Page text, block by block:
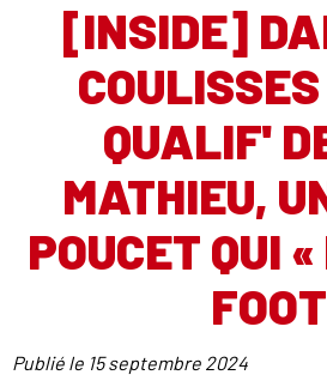
[INSIDE]
QUALIF'
MATHIEU,
POUCET QUI
FOOT
Publié le 15 septembre 2024